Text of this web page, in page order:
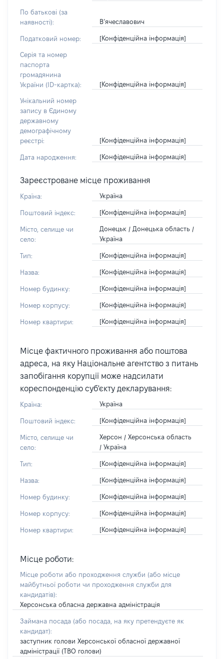
По батькові (за
наявності):
В’ячеславович
Податковий номер: [Конфіденційна інформація]
Серія та номер
паспорта
громадянина
України (ID-картка):
[Конфіденційна інформація]
Унікальний номер
запису в Єдиному
державному
демографічному
реєстрі:
[Конфіденційна інформація]
Дата народження: [Конфіденційна інформація]
Зареєстроване місце проживання
Країна: Україна
Поштовий індекс: [Конфіденційна інформація]
Місто, селище чи
село:
Донецьк / Донецька область /
Україна
Тип: [Конфіденційна інформація]
Назва: [Конфіденційна інформація]
Номер будинку: [Конфіденційна інформація]
Номер корпусу: [Конфіденційна інформація]
Номер квартири: [Конфіденційна інформація]
Місце фактичного проживання або поштова
адреса, на яку Національне агентство з питань
запобігання корупції може надсилати
кореспонденцію суб'єкту декларування:
Країна: Україна
Поштовий індекс: [Конфіденційна інформація]
Місто, селище чи
село:
Херсон / Херсонська область
/ Україна
Тип: [Конфіденційна інформація]
Назва: [Конфіденційна інформація]
Номер будинку: [Конфіденційна інформація]
Номер корпусу: [Конфіденційна інформація]
Номер квартири: [Конфіденційна інформація]
Місце роботи:
Місце роботи або проходження служби (або місце
майбутньої роботи чи проходження служби для
кандидатів):
Херсонська обласна державна адміністрація
Займана посада (або посада, на яку претендуєте як
кандидат):
заступник голови Херсонської обласної державної
адміністрації (ТВО голови)